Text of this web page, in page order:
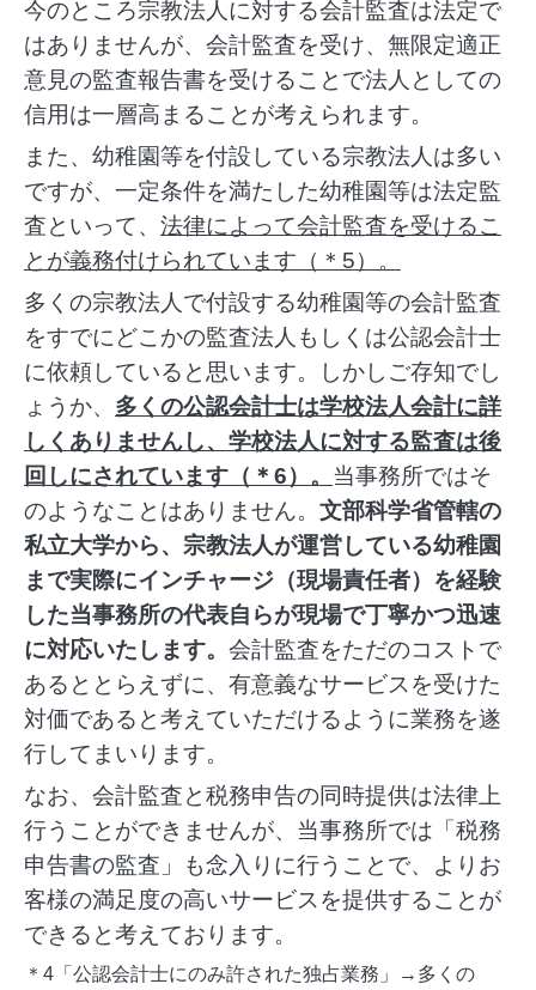
今のところ宗教法人に対する会計監査は法定で
はありませんが、 会計監査を受け、無限定適正
意見の監査報告書を受けることで法人としての
信用は一層高まることが考えられます。
また、幼稚園等を付設している宗教法人は多い
ですが、一定条件を満たした幼稚園等は法定監
査といって、 法律によって会計監査を受けるこ
とが義務付けられています（＊5）。
多くの宗教法人で付設する幼稚園等の会計監査
をすでにどこかの監査法人もしくは公認会計士
に依頼していると思います。
しかしご存知でし
ょうか、 多くの公認会計士は学校法人会計に詳
しくありませんし、学校法人に対する監査は後
回しにされています（＊6）。 当事務所ではそ
のようなことはありません。 文部科学省管轄の
私立大学から、宗教法人が運営している幼稚園
まで実際にインチャージ（現場責任者）を経験
した当事務所の代表自らが現場で丁寧かつ迅速
に対応いたします。 会計監査をただのコストで
あるととらえずに、有意義なサービスを受けた
対価であると考えていただけるように業務を遂
行してまいります。
なお、会計監査と税務申告の同時提供は法律上
行うことができませんが、当事務所では「税務
申告書の監査」も念入りに行うことで、よりお
客様の満足度の高いサービスを提供することが
できると考えております。
＊4「公認会計士にのみ許された独占業務」→多くの